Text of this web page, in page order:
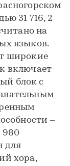
31 716, 2
на
языков.
широкие
включает
блок с
–
980
для
хора,